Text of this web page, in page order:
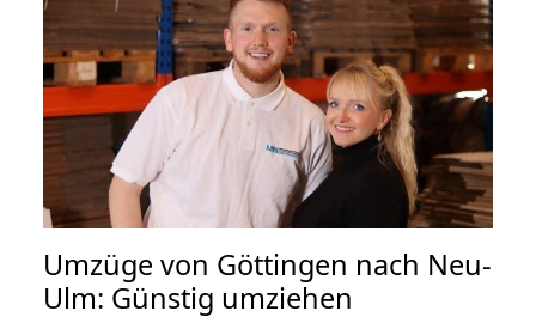
Umzüge von Göttingen nach Neu-
Ulm: Günstig umziehen